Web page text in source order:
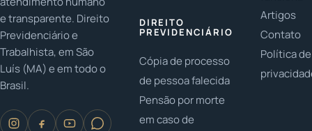
e transparente. Direito
Previdenciário e
Trabalhista, em São
Luís (MA) e em todo o
Brasil.
DIREITO
PREVIDENCIÁRIO
Cópia de processo
de pessoa falecida
Pensão por morte
em caso de
Artigos
Contato
Política de